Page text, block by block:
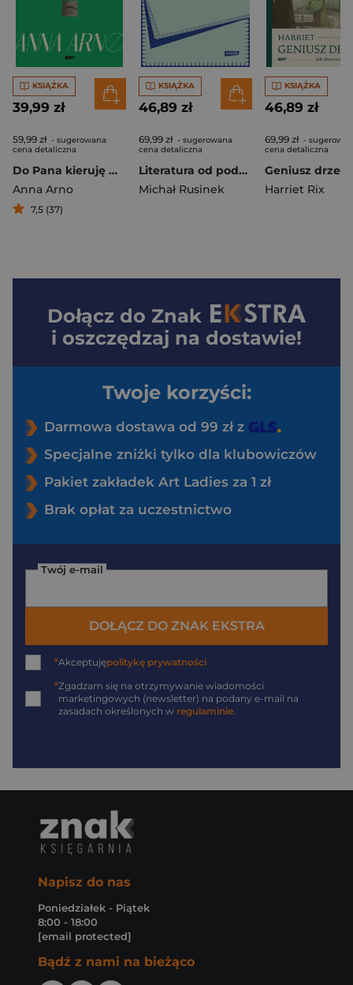
KSIĄŻKA
39,99 zł
59,99 zł - sugerowana
cena detaliczna
Do Pana kieruję moje milczenie
Anna Arno
7,5 (37)
KSIĄŻKA
46,89 zł
69,99 zł - sugerowana
cena detaliczna
Literatura od podszewki. Teorie pisania
Michał Rusinek
KSIĄŻKA
46,89 zł
69,99 zł -
cena detaliczna
Harriet Rix
Dołącz do Znak
i oszczędzaj na dostawie!
Twoje korzyści:
Darmowa dostawa od 99 zł z
Specjalne zniżki tylko dla klubowiczów
Pakiet zakładek Art Ladies za 1 zł
Brak opłat za uczestnictwo
Twój e-mail
DOŁĄCZ DO ZNAK EKSTRA
*Akceptujępolitykę prywatności
*Zgadzam się na otrzymywanie wiadomości
marketingowych (newsletter) na podany e-mail na
zasadach określonych w regulaminie
Napisz do nas
Poniedziałek - Piątek
8:00 - 18:00
[email protected]
Bądź z nami na bieżąco